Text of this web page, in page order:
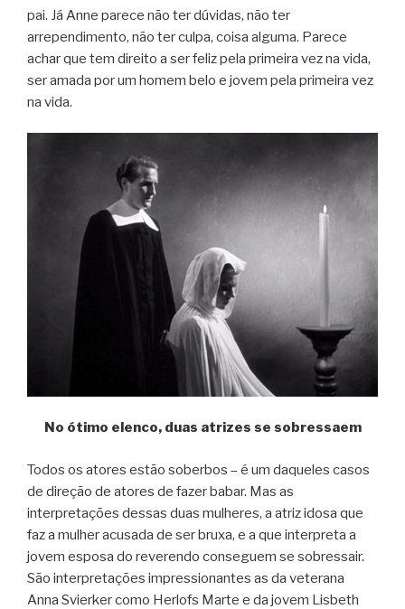
pai. Já Anne parece não ter dúvidas, não ter
arrependimento, não ter culpa, coisa alguma. Parece
achar que tem direito a ser feliz pela primeira vez na vida,
ser amada por um homem belo e jovem pela primeira vez
na vida.
No ótimo elenco, duas atrizes se sobressaem
Todos os atores estão soberbos – é um daqueles casos
de direção de atores de fazer babar. Mas as
interpretações dessas duas mulheres, a atriz idosa que
faz a mulher acusada de ser bruxa, e a que interpreta a
jovem esposa do reverendo conseguem se sobressair.
São interpretações impressionantes as da veterana
Anna Svierker como Herlofs Marte e da jovem Lisbeth